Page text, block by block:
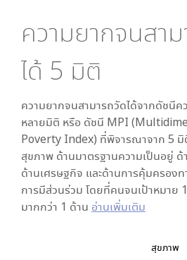
ความยากจนสา
ได้ 5 มิติ
ความยากจนสามารถวัดได้จากดัชนีค
หลายมิติ หรือ ดัชนี MPI
Poverty Index) ที่พิจารณาจาก 5 มิ
สุขภาพ ด้านมาตรฐานความเป็นอยู่ ด้
ด้านเศรษฐกิจ และด้านการคุ้มครอง
การมีส่วนร่วม โดยที่คนจนเป้าหมาย
มากกว่า 1 ด้าน อ่านเพิ่มเติม
สุขภาพ